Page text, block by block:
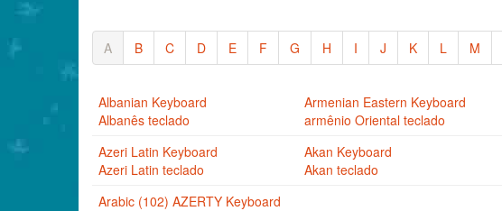
A B C D E F G H I J K L M
Albanian Keyboard
Albanês teclado
Armenian Eastern Keyboard
armênio Oriental teclado
Azeri Latin Keyboard
Azeri Latin teclado
Akan Keyboard
Akan teclado
Arabic (102) AZERTY Keyboard